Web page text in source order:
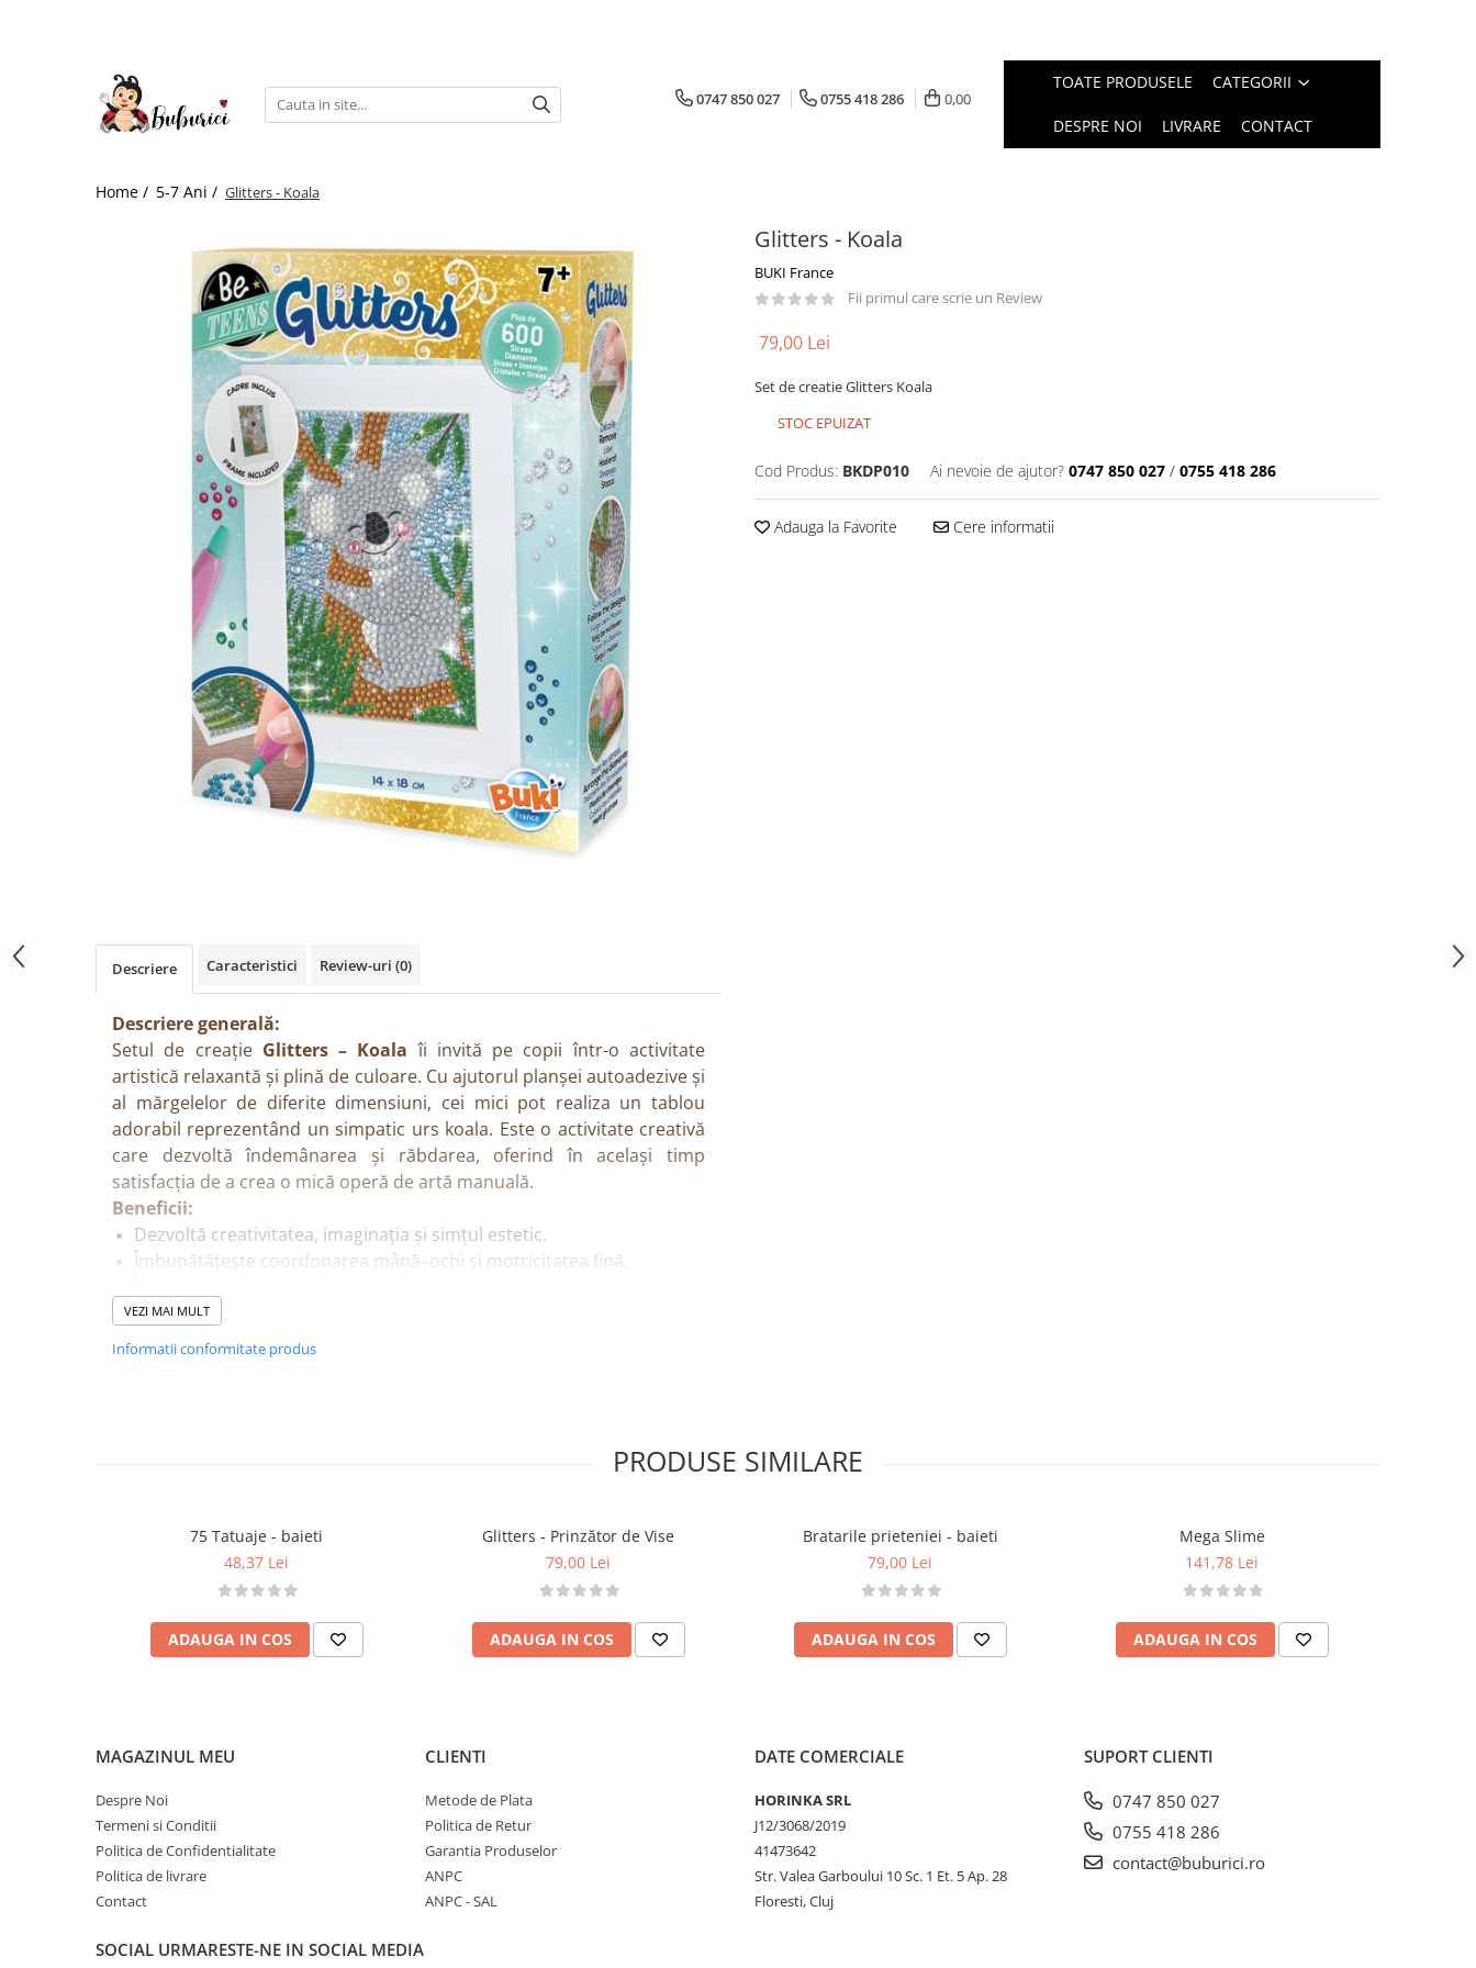
Construcții
0747 850 027 0755 418 286 0,00
TOATE PRODUSELE CATEGORII
DESPRE NOI LIVRARE CONTACT
Home / 5-7 Ani / Glitters - Koala
Glitters - Koala
BUKI France
Fii primul care scrie un Review
79,00 Lei
Set de creatie Glitters Koala
STOC EPUIZAT
Cod Produs: BKDP010 Ai nevoie de ajutor? 0747 850 027 / 0755 418 286
Adauga la Favorite Cere informatii
Descriere Caracteristici Review-uri (0)
Descriere generală:
Setul de creație Glitters – Koala îi invită pe copii într-o activitate
artistică relaxantă și plină de culoare. Cu ajutorul planșei autoadezive și
al mărgelelor de diferite dimensiuni, cei mici pot realiza un tablou
adorabil reprezentând un simpatic urs koala. Este o activitate creativă
care dezvoltă îndemânarea și răbdarea, oferind în același timp
satisfacția de a crea o mică operă de artă manuală.
Beneficii:
Dezvoltă creativitatea, imaginația și simțul estetic.
Îmbunătățește coordonarea mână–ochi și motricitatea fină.
Poate fi o activitate relaxantă și educativă, potrivită pentru acasă sau
școală.
Tavă pentru mărgele și punguțe pentru depozitare.
Ramă de lemn inclusă pentru expunerea creației.
Modelul se realizează ușor, ghidat de numere și litere.
Detalii tehnice:
Dimensiuni cutie: 15 × 5 × 24 cm
Vârstă recomandată: 7 ani+
Citiți și respectați instrucțiunile de utilizare și siguranță.
de sufocare.
A se utiliza sub supravegherea unui adult.
VEZI MAI MULT
Informatii conformitate produs
PRODUSE SIMILARE
75 Tatuaje - baieti
48,37 Lei
ADAUGA IN COS
Glitters - Prinzător de Vise
79,00 Lei
ADAUGA IN COS
Bratarile prieteniei - baieti
79,00 Lei
ADAUGA IN COS
Mega Slime
141,78 Lei
ADAUGA IN COS
MAGAZINUL MEU
Despre Noi
Termeni si Conditii
Politica de Confidentialitate
Politica de livrare
Contact
CLIENTI
Metode de Plata
Politica de Retur
Garantia Produselor
ANPC
ANPC - SAL
DATE COMERCIALE
HORINKA SRL
J12/3068/2019
41473642
Str. Valea Garboului 10 Sc. 1 Et. 5 Ap. 28
Floresti, Cluj
SUPORT CLIENTI
0747 850 027
0755 418 286
contact@buburici.ro
SOCIAL URMARESTE-NE IN SOCIAL MEDIA